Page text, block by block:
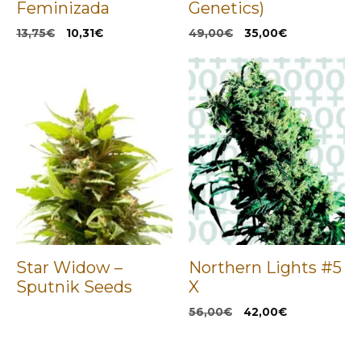
Feminizada
13,75€
El
13,75€.
10,31€El
Genetics)
49,00€
El
original
era:
49,00€.
35,00€El
actual
es:
35,00€.
Star Widow –
Sputnik Seeds
Northern Lights #5
X
56,00€
El
42,00€El